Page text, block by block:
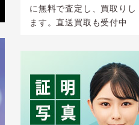
に無料で査定し、買取りし
ます。直送買取も受付中